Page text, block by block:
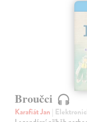
Broučci
Karafiát Jan |